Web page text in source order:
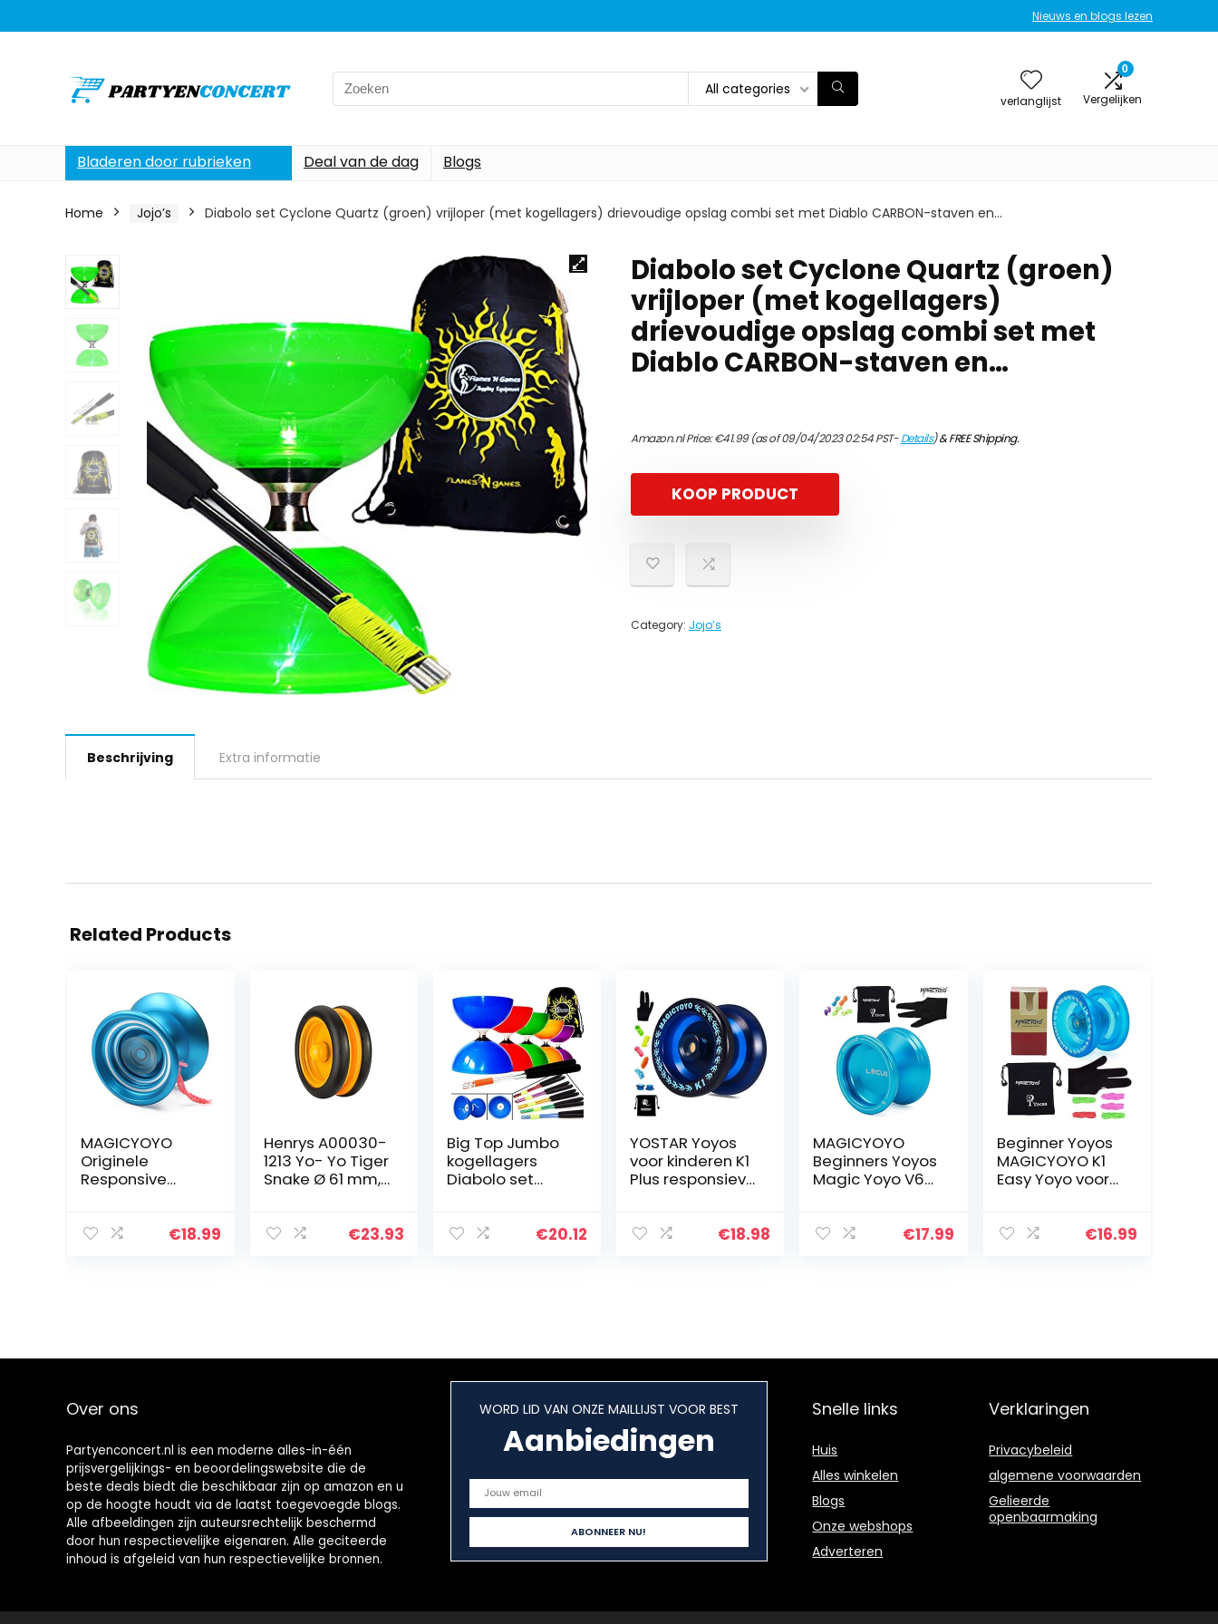
Nieuws en blogs lezen
Search
for:
All categories
verlanglijst
0
Vergelijken
Bladeren door rubrieken Deal van de dag Blogs
Home Jojo’s Diabolo set Cyclone Quartz (groen) vrijloper (met kogellagers) drievoudige opslag combi set met Diablo CARBON-staven en…
Diabolo set Cyclone Quartz (groen)
vrijloper (met kogellagers)
drievoudige opslag combi set met
Diablo CARBON-staven en…
Amazon.nl Price:€41.99(as of 09/04/2023 02:54 PST-Details)&FREE Shipping.
KOOP PRODUCT
Category: Jojo’s
Beschrijving Extra informatie
Related Products
MAGICYOYO
Originele
Responsive
voor Beginner
€18.99
Henrys A00030-
1213 Yo- Yo Tiger
Snake Ø 61 mm,
(gesorteerde
€23.93
Big Top Jumbo
kogellagers
Diabolo set
Diablo
€20.12
YOSTAR Yoyos
voor kinderen K1
Plus responsieve
snaren,
€18.98
MAGICYOYO
Beginners Yoyos
Magic Yoyo V6
Responsive Yo-
€17.99
Beginner Yoyos
MAGICYOYO K1
Easy Yoyo voor
yo Plastic Yo Yo
€16.99
Over ons
Partyenconcert.nl is een moderne alles-in-één
prijsvergelijkings- en beoordelingswebsite die de
beste deals biedt die beschikbaar zijn op amazon en u
op de hoogte houdt via de laatst toegevoegde blogs.
Alle afbeeldingen zijn auteursrechtelijk beschermd
door hun respectievelijke eigenaren. Alle geciteerde
inhoud is afgeleid van hun respectievelijke bronnen.
WORD LID VAN ONZE MAILLIJST VOOR BEST
Aanbiedingen
Snelle links
Huis
Alles winkelen
Blogs
Onze webshops
Adverteren
Verklaringen
Privacybeleid
algemene voorwaarden
Gelieerde
openbaarmaking